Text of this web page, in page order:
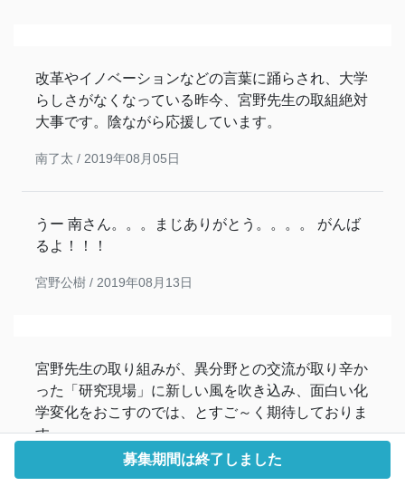
改革やイノベーションなどの言葉に踊らされ、大学
らしさがなくなっている昨今、宮野先生の取組絶対
大事です。陰ながら応援しています。
南了太 / 2019年08月05日
うー 南さん。。。まじありがとう。。。。 がんば
るよ！！！
宮野公樹 / 2019年08月13日
宮野先生の取り組みが、異分野との交流が取り辛か
った「研究現場」に新しい風を吹き込み、面白い化
学変化をおこすのでは、とすご～く期待しておりま
す。
とても、とても、楽しみです！！
頑張ってくださいネ！ 応援しています。
募集期間は終了しました